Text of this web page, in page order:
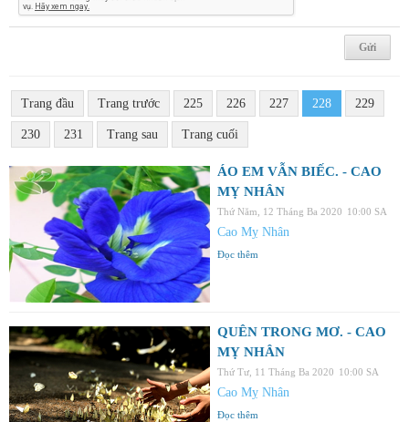
Trang đầu Trang trước 225 226 227 228 229
230 231 Trang sau Trang cuối
ÁO EM VẪN BIẾC. - CAO
MỴ NHÂN
Thứ Năm, 12 Tháng Ba 2020 10:00 SA
Cao Mỵ Nhân
Đọc thêm
QUÊN TRONG MƠ. - CAO
MỴ NHÂN
Thứ Tư, 11 Tháng Ba 2020 10:00 SA
Cao Mỵ Nhân
Đọc thêm